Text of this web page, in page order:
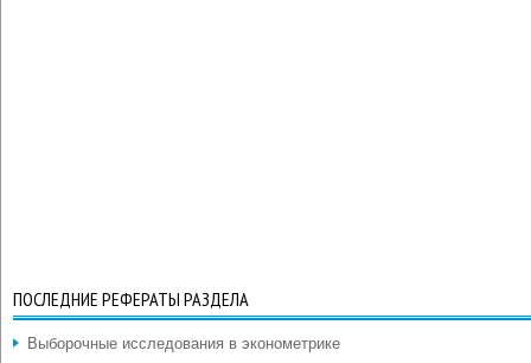
ПОСЛЕДНИЕ РЕФЕРАТЫ РАЗДЕЛА
Выборочные исследования в эконометрике